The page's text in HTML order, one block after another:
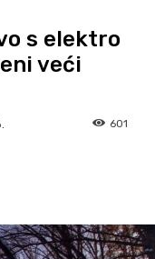
s elektro
veći
601